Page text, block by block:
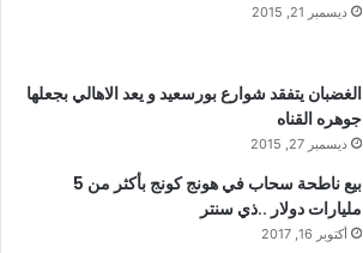
ديسمبر 21, 2015
الغضبان يتفقد شوارع بورسعيد و يعد الاهالي بجعلها
جوهره القناه
ديسمبر 27, 2015
بيع ناطحة سحاب في هونج كونج بأكثر من 5
مليارات دولار ..ذي سنتر
أكتوبر 16, 2017